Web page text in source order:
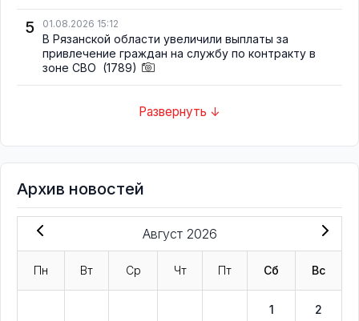
5 01.08.2026 15:12
В Рязанской области увеличили выплаты за
привлечение граждан на службу по контракту в
зоне СВО (1789)
Развернуть ↓
Архив новостей
Август 2026
Пн Вт Ср Чт Пт Сб Вс
1 2